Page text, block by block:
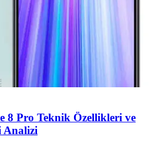
8 Pro Teknik Özellikleri ve
Analizi